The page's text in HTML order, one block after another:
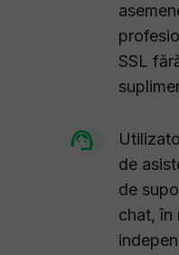
SSL
de
de
chat, în